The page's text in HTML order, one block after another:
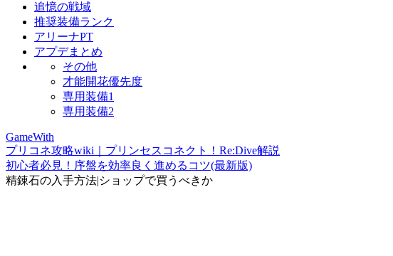
追憶の戦域
推奨装備ランク
アリーナPT
アプデまとめ
その他
才能開花優先度
専用装備1
専用装備2
GameWith
プリコネ攻略wiki｜プリンセスコネクト！Re:Dive解説
初心者必見！序盤を効率良く進めるコツ(最新版)
精錬石の入手方法|ショップで買うべきか